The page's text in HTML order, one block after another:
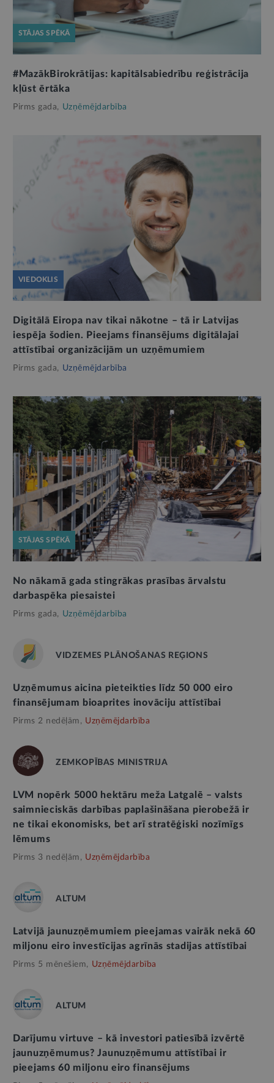
STĀJAS SPĒKĀ
#MazākBirokrātijas: kapitālsabiedrību reģistrācija
kļūst ērtāka
Pirms gada, Uzņēmējdarbība
VIEDOKLIS
Digitālā Eiropa nav tikai nākotne – tā ir Latvijas
iespēja šodien. Pieejams finansējums digitālajai
attīstībai organizācijām un uzņēmumiem
Pirms gada, Uzņēmējdarbība
STĀJAS SPĒKĀ
No nākamā gada stingrākas prasības ārvalstu
darbaspēka piesaistei
Pirms gada, Uzņēmējdarbība
VIDZEMES PLĀNOŠANAS REĢIONS
Uzņēmumus aicina pieteikties līdz 50 000 eiro
finansējumam bioaprites inovāciju attīstībai
Pirms 2 nedēļām, Uzņēmējdarbība
ZEMKOPĪBAS MINISTRIJA
LVM nopērk 5000 hektāru meža Latgalē – valsts
saimnieciskās darbības paplašināšana pierobežā ir
ne tikai ekonomisks, bet arī stratēģiski nozīmīgs
lēmums
Pirms 3 nedēļām, Uzņēmējdarbība
ALTUM
Latvijā jaunuzņēmumiem pieejamas vairāk nekā 60
miljonu eiro investīcijas agrīnās stadijas attīstībai
Pirms 5 mēnešiem, Uzņēmējdarbība
ALTUM
Darījumu virtuve – kā investori patiesībā izvērtē
jaunuzņēmumus? Jaunuzņēmumu attīstībai ir
pieejams 60 miljonu eiro finansējums